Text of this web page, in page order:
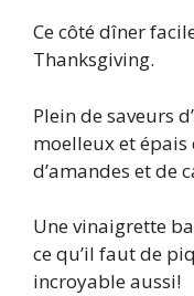
Ce côté dîner
Thanksgiving.
Plein de saveurs
moelleux et épais
d’amandes et de
Une vinaigrette
ce qu’il faut de
incroyable aussi!